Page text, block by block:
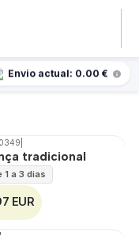
Envio actual: 0.00 €
Filtros
tradicional
1 a 3 dias
EUR